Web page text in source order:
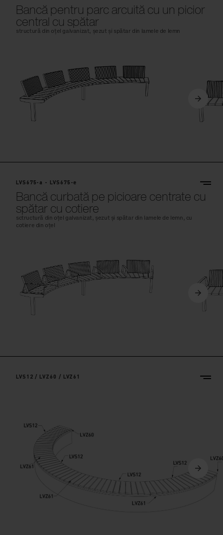
Bancă pentru parc arcuită cu un picior
central cu spătar
structură din oțel galvanizat, șezut și spătar din lamele de lemn
LVS675-a - LVS675-e
Bancă curbată pe picioare centrate cu
spătar cu cotiere
sctructură din oțel galvanizat, șezut și spătar din lamele de lemn, cu
cotiere din oțel
LVS12 / LVZ60 / LVZ61